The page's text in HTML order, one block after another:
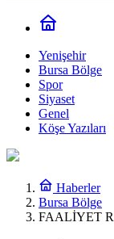
Yenişehir
Bursa Bölge
Spor
Siyaset
Genel
Köşe Yazıları
Haberler
Bursa Bölge
FAALİYET